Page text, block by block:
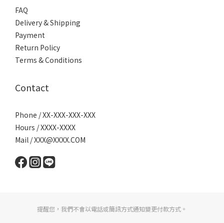
FAQ
Delivery & Shipping
Payment
Return Policy
Terms & Conditions
Contact
Phone / XX-XXX-XXX-XXX
Hours / XXXX-XXXX
Mail / XXX@XXXX.COM
提醒您，我們不會以電話或簡訊方式通知變更付款方式。